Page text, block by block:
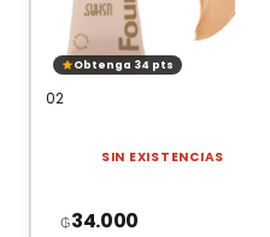
Obtenga 34 pts
02
SIN EXISTENCIAS
₲34.000